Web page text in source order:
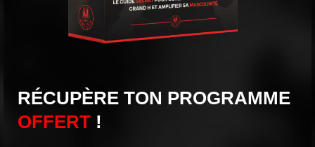
RÉCUPÈRE TON PROGRAMME
OFFERT !